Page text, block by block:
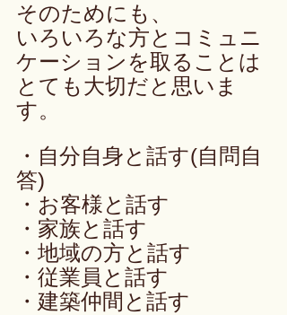
そのためにも、
いろいろな方とコミュニ
ケーションを取ることは
とても大切だと思いま
す。
・自分自身と話す(自問自
答)
・お客様と話す
・家族と話す
・地域の方と話す
・従業員と話す
・建築仲間と話す